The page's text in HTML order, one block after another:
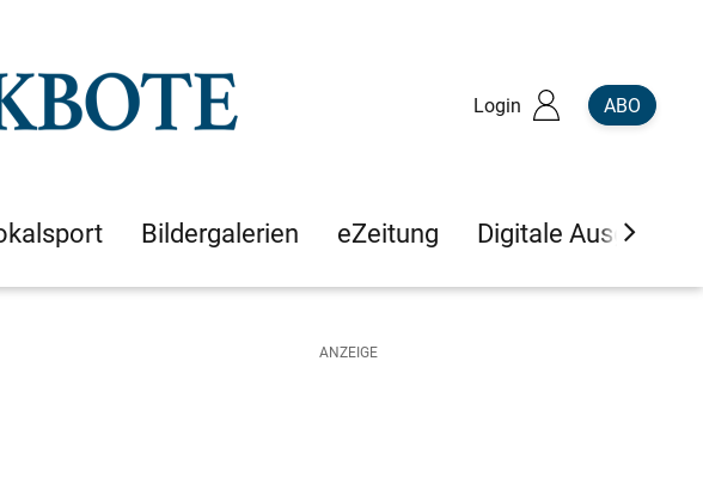
Login ABO
Bildergalerien eZeitung Digitale Ausgaben